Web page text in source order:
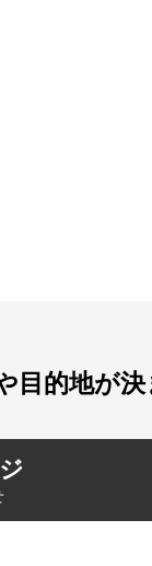
目的地が